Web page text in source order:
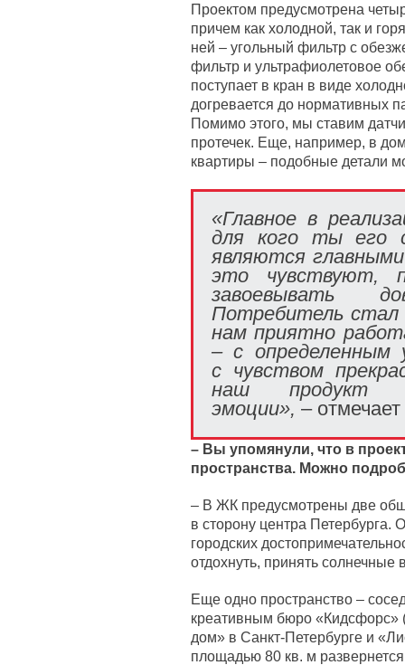
Проектом предусмотрена
причем как холодной, так и
ней – угольный фильтр с
фильтр и ультрафиолетовое
поступает в кран в виде
догревается до нормативных
Помимо этого, мы ставим
протечек. Еще, например, в
квартиры – подобные детали
«Главное в
для кого ты его
являются
это чувствуют,
завоевывать
Потребитель стал
нам приятно
– с определенным
с чувством
наш продукт
эмоции», –
– Вы упомянули, что в
пространства. Можно
– В ЖК предусмотрены две
в сторону центра
городских
отдохнуть, принять солнечные
Еще одно пространство –
креативным бюро «Кидсфорс»
дом» в Санкт-Петербурге и
площадью 80 кв. м